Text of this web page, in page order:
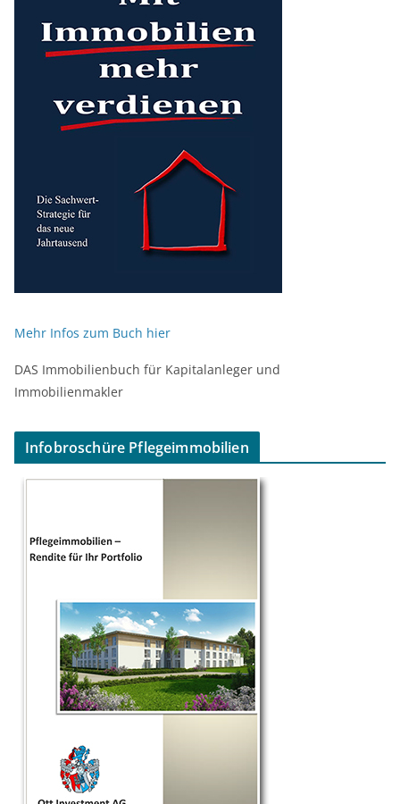
Mehr Infos zum Buch hier
DAS Immobilienbuch für Kapitalanleger und
Immobilienmakler
Infobroschüre Pflegeimmobilien